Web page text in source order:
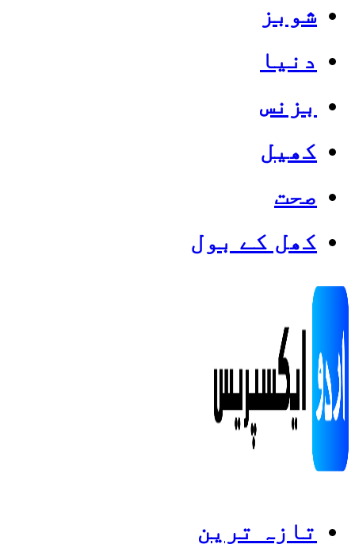
شوبز
دنیا
بزنس
کھیل
صحت
کھل کے بول
تازہ ترین
Categories
Top News